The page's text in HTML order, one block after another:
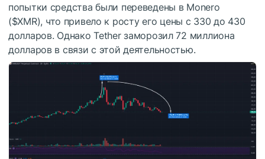
попытки средства были переведены в Monero
($XMR), что привело к росту его цены с 330 до 430
долларов. Однако Tether заморозил 72 миллиона
долларов в связи с этой деятельностью.